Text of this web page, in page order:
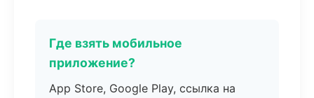
Где взять мобильное
приложение?
App Store, Google Play, ссылка на